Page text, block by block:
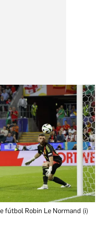
fútbol Robin Le Normand (i)